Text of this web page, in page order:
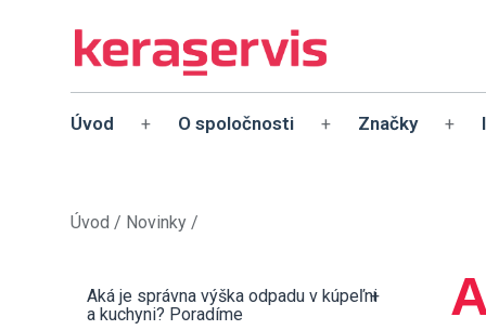
Úvod + O spoločnosti + Značky +
Úvod / Novinky /
Aká je správna výška odpadu v kúpeľni
a kuchyni? Poradíme
+